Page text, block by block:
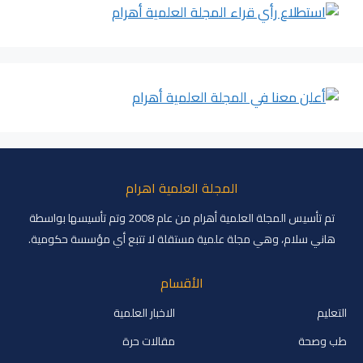
المجلة العلمية اهرام
تم تأسيس المجلة العلمية أهرام من عام 2008 وتم تأسيسها بواسطة
هاني سلام، وهي مجلة علمية مستقلة لا تتبع أي مؤسسة حكومية.
الأقسام
التعليم
الاخبار العلمية
طب وصحة
مقالات حرة